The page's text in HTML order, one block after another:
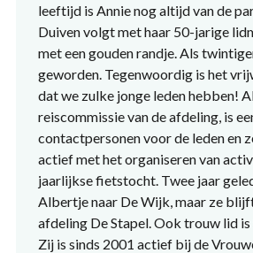
leeftijd is Annie nog altijd van de
Duiven volgt met haar 50-jarige
met een gouden randje. Als
geworden. Tegenwoordig is het
dat we zulke jonge leden hebben!
reiscommissie van de afdeling, is
contactpersonen voor de leden en
actief met het organiseren van
jaarlijkse fietstocht. Twee jaar
Albertje naar De Wijk, maar ze
afdeling De Stapel. Ook trouw lid
Zij is sinds 2001 actief bij de